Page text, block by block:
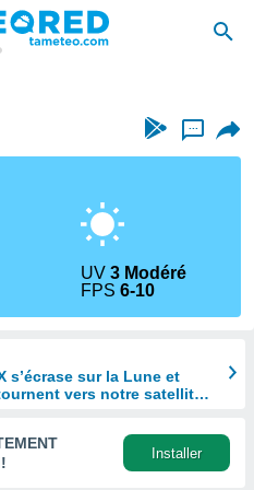
...
UV3 Modéré
FPS6-10
s’écrase sur la Lune et
vers notre satellite à
Installer